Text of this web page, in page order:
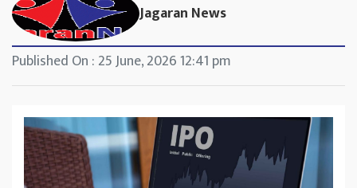
Jagaran News
Published On : 25 June, 2026 12:41 pm